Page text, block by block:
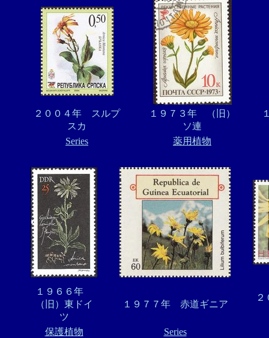
２００４年 スルプ
スカ
１９７３年 （旧）
ソ連
Series 薬用植物
１９６６年
（旧）東ドイ
ツ
１９７７年 赤道ギニア
保護植物 Series